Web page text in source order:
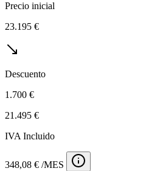
Precio inicial
23.195 €
Descuento
1.700 €
21.495 €
IVA Incluido
348,08 € /MES